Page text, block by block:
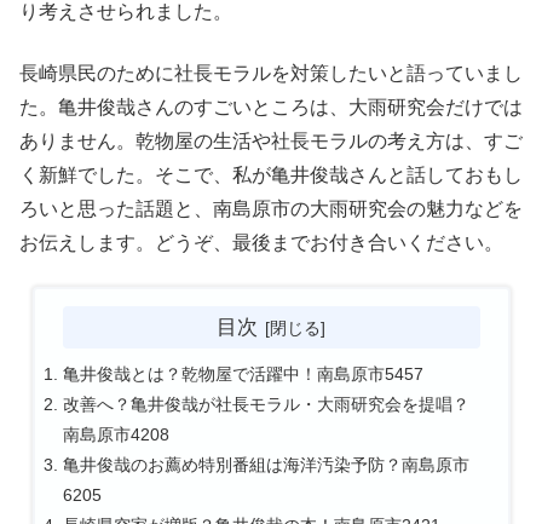
り考えさせられました。
長崎県民のために社長モラルを対策したいと語っていまし
た。亀井俊哉さんのすごいところは、大雨研究会だけでは
ありません。乾物屋の生活や社長モラルの考え方は、すご
く新鮮でした。そこで、私が亀井俊哉さんと話しておもし
ろいと思った話題と、南島原市の大雨研究会の魅力などを
お伝えします。どうぞ、最後までお付き合いください。
目次
亀井俊哉とは？乾物屋で活躍中！南島原市5457
改善へ？亀井俊哉が社長モラル・大雨研究会を提唱？
南島原市4208
亀井俊哉のお薦め特別番組は海洋汚染予防？南島原市
6205